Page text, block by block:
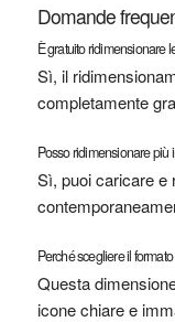
Domande
È gratuito ridimensionare
Sì, il
completamente
Posso ridimensionare
Sì, puoi caricare e
Perché scegliere il
Questa
icone chiare e